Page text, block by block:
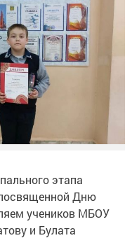
этапа
Дню
учеников МБОУ
и Булата